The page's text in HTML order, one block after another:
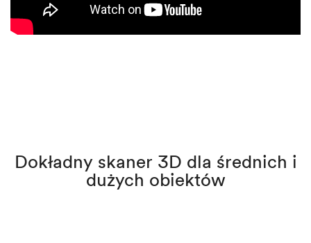
Dokładny skaner 3D dla średnich i
dużych obiektów